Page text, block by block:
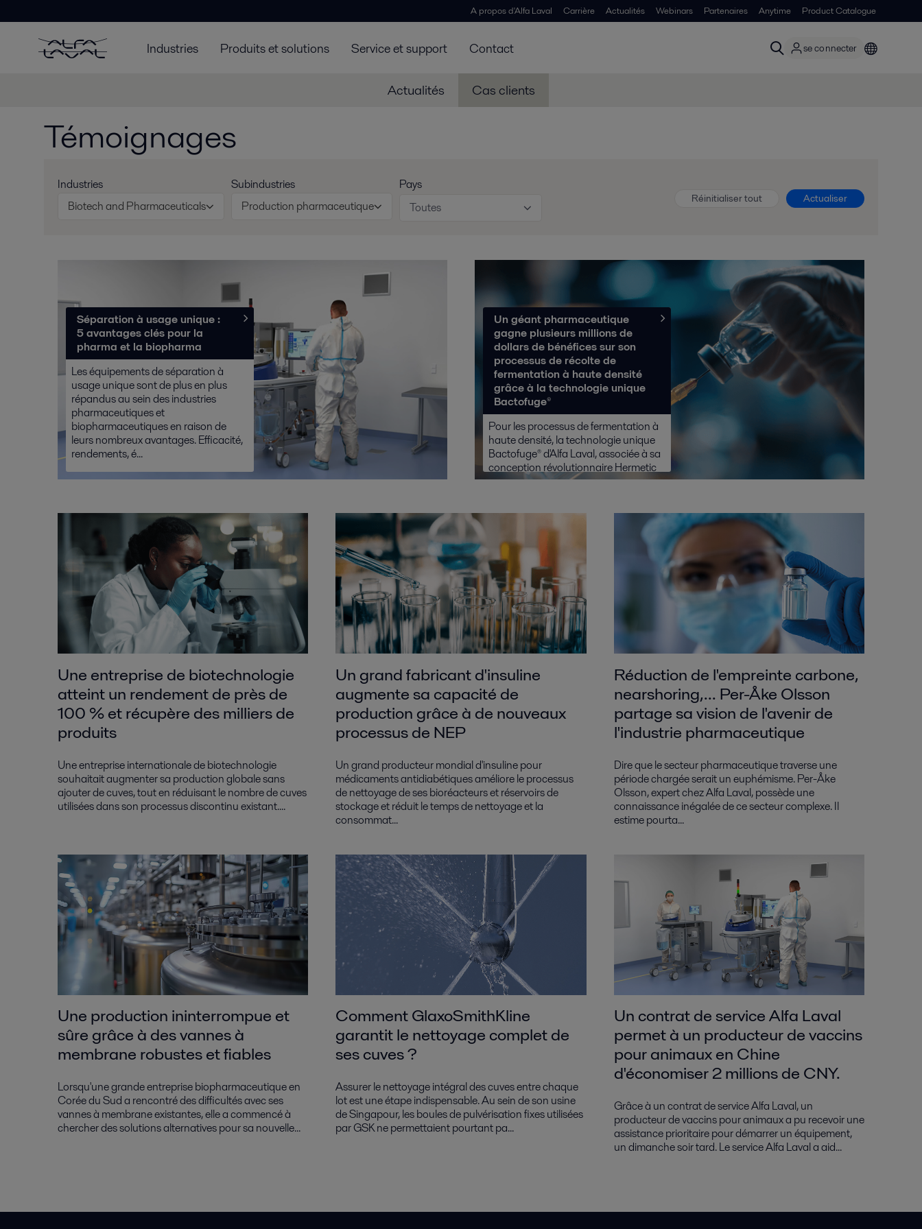
A propos d'Alfa Laval Carrière Actualités Webinars Partenaires Anytime Product Catalogue
Industries Produits et solutions Service et support Contact se connecter
Actualités Cas clients
Témoignages
Industries
Biotech and Pharmaceuticals
Subindustries
Production pharmaceutique
Pays
Toutes
Réinitialiser tout Actualiser
Séparation à usage unique :
5 avantages clés pour la
pharma et la biopharma
Les équipements de séparation à
usage unique sont de plus en plus
répandus au sein des industries
pharmaceutiques et
biopharmaceutiques en raison de
leurs nombreux avantages. Efficacité,
rendements, é...
Un géant pharmaceutique
gagne plusieurs millions de
dollars de bénéfices sur son
processus de récolte de
fermentation à haute densité
grâce à la technologie unique
Bactofuge®
Pour les processus de fermentation à
haute densité, la technologie unique
Bactofuge® d'Alfa Laval, associée à sa
conception révolutionnaire Hermetic
Design™, démontre sa capacité à
Une entreprise de biotechnologie
atteint un rendement de près de
100 % et récupère des milliers de
produits
Une entreprise internationale de biotechnologie
souhaitait augmenter sa production globale sans
ajouter de cuves, tout en réduisant le nombre de cuves
utilisées dans son processus discontinu existant....
Un grand fabricant d'insuline
augmente sa capacité de
production grâce à de nouveaux
processus de NEP
Un grand producteur mondial d'insuline pour
médicaments antidiabétiques améliore le processus
de nettoyage de ses bioréacteurs et réservoirs de
stockage et réduit le temps de nettoyage et la
consommat...
Réduction de l'empreinte carbone,
nearshoring,... Per-Åke Olsson
partage sa vision de l'avenir de
l'industrie pharmaceutique
Dire que le secteur pharmaceutique traverse une
période chargée serait un euphémisme. Per-Åke
Olsson, expert chez Alfa Laval, possède une
connaissance inégalée de ce secteur complexe. Il
estime pourta...
Une production ininterrompue et
sûre grâce à des vannes à
membrane robustes et fiables
Lorsqu'une grande entreprise biopharmaceutique en
Corée du Sud a rencontré des difficultés avec ses
vannes à membrane existantes, elle a commencé à
chercher des solutions alternatives pour sa nouvelle...
Comment GlaxoSmithKline
garantit le nettoyage complet de
ses cuves ?
Assurer le nettoyage intégral des cuves entre chaque
lot est une étape indispensable. Au sein de son usine
de Singapour, les boules de pulvérisation fixes utilisées
par GSK ne permettaient pourtant pa...
Un contrat de service Alfa Laval
permet à un producteur de vaccins
pour animaux en Chine
d'économiser 2 millions de CNY.
Grâce à un contrat de service Alfa Laval, un
producteur de vaccins pour animaux a pu recevoir une
assistance prioritaire pour démarrer un équipement,
un dimanche soir tard. Le service Alfa Laval a aid...